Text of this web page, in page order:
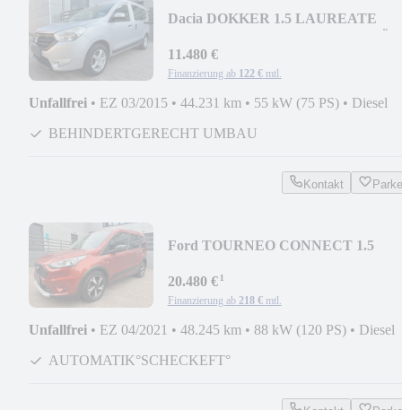
Dacia DOKKER 1.5 LAUREATE
NEU
11.480 €
Finanzierung ab 122 € mtl.
Unfallfrei • EZ 03/2015 • 44.231 km • 55 kW (75 PS) • Diesel
BEHINDERTGERECHT UMBAU
Kontakt
Ford TOURNEO CONNECT 1.5
20.480 €¹
Finanzierung ab 218 € mtl.
Unfallfrei • EZ 04/2021 • 48.245 km • 88 kW (120 PS) • Diesel
AUTOMATIK°SCHECKEFT°